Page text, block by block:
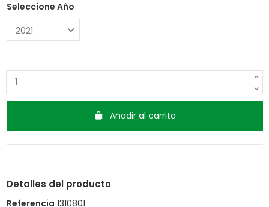
Seleccione Año
Añadir al carrito
Detalles del producto
Referencia 1310801